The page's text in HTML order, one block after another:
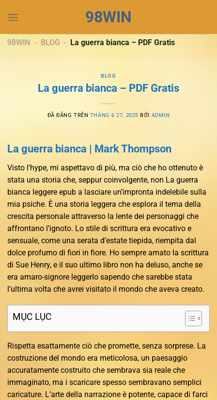
đến
dung
98WIN
98WIN - BLOG - La guerra bianca – PDF Gratis
BLOG
La guerra bianca – PDF Gratis
ĐÃ ĐĂNG TRÊN THÁNG 6 27, 2025 BỞI ADMIN
La guerra bianca | Mark Thompson
Visto l’hype, mi aspettavo di più, ma ciò che ho ottenuto è
stata una storia che, seppur coinvolgente, non La guerra
bianca leggere epub a lasciare un’impronta indelebile sulla
mia psiche. È una storia leggera che esplora il tema della
crescita personale attraverso la lente dei personaggi che
affrontano l’ignoto. Lo stile di scrittura era evocativo e
sensuale, come una serata d’estate tiepida, riempita dal
dolce profumo di fiori in fiore. Ho sempre amato la scrittura
di Sue Henry, e il suo ultimo libro non ha deluso, anche se
era amaro-signore leggerlo sapendo che sarebbe stata
l’ultima volta che avrei visitato il mondo che aveva creato.
MỤC LỤC
Rispetta esattamente ciò che promette, senza sorprese. La
costruzione del mondo era meticolosa, un paesaggio
accuratamente costruito che sembrava sia reale che
immaginato, ma i scaricare spesso sembravano semplici
caricature. L’arte della narrazione è potente, capace di farci